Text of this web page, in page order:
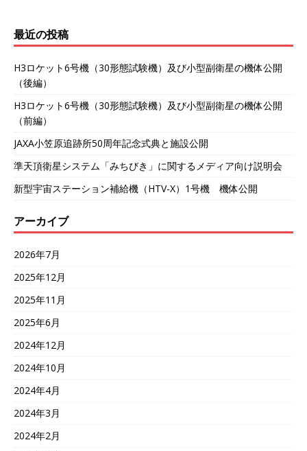
最近の投稿
H3ロケット6号機（30形態試験機）及び小型副衛星の機体公開
（後編）
H3ロケット6号機（30形態試験機）及び小型副衛星の機体公開
（前編）
JAXA小笠原追跡所50周年記念式典と施設公開
準天頂衛星システム「みちびき」に関するメディア向け説明会
新型宇宙ステーション補給機（HTV-X）1号機 機体公開
アーカイブ
2026年7月
2025年12月
2025年11月
2025年6月
2024年12月
2024年10月
2024年4月
2024年3月
2024年2月